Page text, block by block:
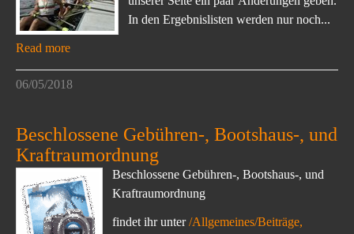
In den Ergebnislisten werden nur noch...
Read more
06/05/2018
Beschlossene Gebühren-, Bootshaus-, und
Kraftraumordnung
Beschlossene Gebühren-, Bootshaus-, und
Kraftraumordnung
findet ihr unter/Allgemeines/Beiträge,